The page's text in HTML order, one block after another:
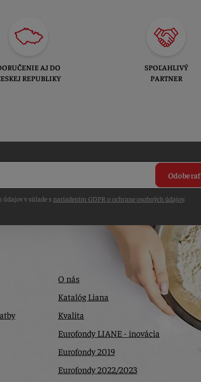
AJ DO
REPUBLIKY
SPOĽAHLIVÝ
PARTNER
Odoberať
údajov v súlade snariadením GDPR o ochrane osobných údajov.
O nás
Katalóg Liana
Kvalita
Eurofondy LIANE - inovácia
Eurofondy 2019
Eurofondy 2022/2023